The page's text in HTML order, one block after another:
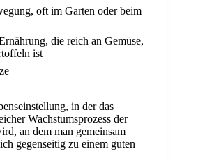
oft im Garten oder beim
die reich an Gemüse,
ist
in der das
Wachstumsprozess der
an dem man gemeinsam
gegenseitig zu einem guten